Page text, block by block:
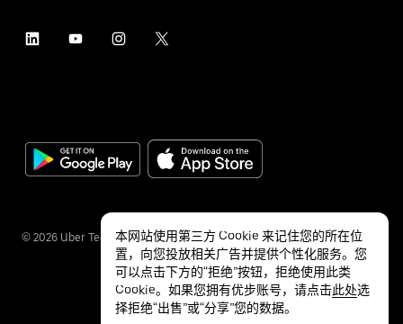
© 2026 Uber Technologies Inc.
本网站使用第三方 Cookie 来记住您的所在位
置，向您投放相关广告并提供个性化服务。您
可以点击下方的“拒绝”按钮，拒绝使用此类
Cookie。如果您拥有优步账号，请点击此处选
择拒绝“出售”或“分享”您的数据。